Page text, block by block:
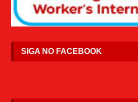
SIGA NO FACEBOOK